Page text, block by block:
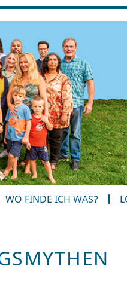
WO FINDE ICH WAS?